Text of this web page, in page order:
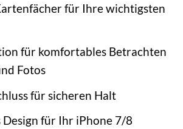
für Ihre wichtigsten
für komfortables Betrachten
Fotos
für sicheren Halt
Design für Ihr iPhone 7/8